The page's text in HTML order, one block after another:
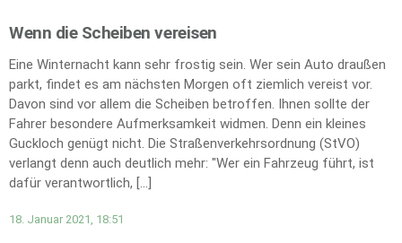
Wenn die Scheiben vereisen
Eine Winternacht kann sehr frostig sein. Wer sein Auto draußen
parkt, findet es am nächsten Morgen oft ziemlich vereist vor.
Davon sind vor allem die Scheiben betroffen. Ihnen sollte der
Fahrer besondere Aufmerksamkeit widmen. Denn ein kleines
Guckloch genügt nicht. Die Straßenverkehrsordnung (StVO)
verlangt denn auch deutlich mehr: "Wer ein Fahrzeug führt, ist
dafür verantwortlich, […]
18. Januar 2021, 18:51